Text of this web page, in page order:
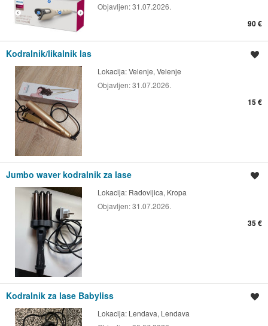
Objavljen:31.07.2026.
90 €
Kodralnik/likalnik las
Lokacija:Velenje, Velenje
Objavljen:31.07.2026.
15 €
Jumbo waver kodralnik za lase
Lokacija: Radovljica, Kropa
Objavljen:31.07.2026.
35 €
Kodralnik za lase Babyliss
Lokacija: Lendava, Lendava